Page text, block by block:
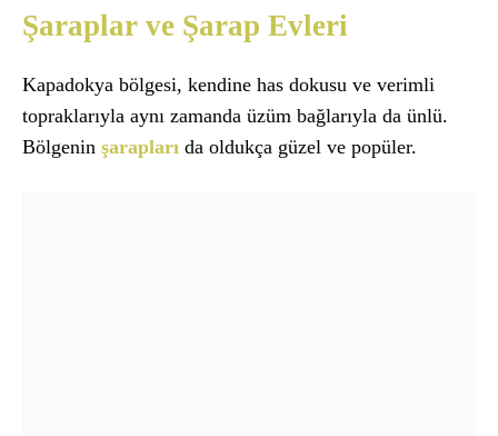
Şaraplar ve Şarap Evleri
Kapadokya bölgesi, kendine has dokusu ve verimli
topraklarıyla aynı zamanda üzüm bağlarıyla da ünlü.
Bölgenin şarapları da oldukça güzel ve popüler.